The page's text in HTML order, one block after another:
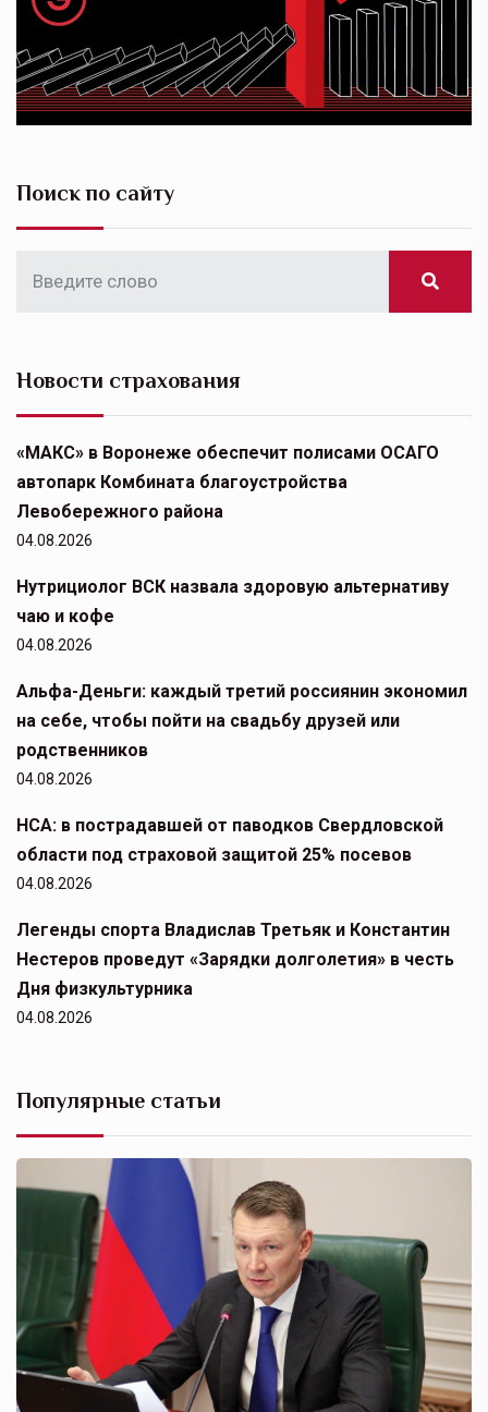
Поиск по сайту
Новости страхования
«МАКС» в Воронеже обеспечит полисами ОСАГО
автопарк Комбината благоустройства
Левобережного района
04.08.2026
Нутрициолог ВСК назвала здоровую альтернативу
чаю и кофе
04.08.2026
Альфа-Деньги: каждый третий россиянин экономил
на себе, чтобы пойти на свадьбу друзей или
родственников
04.08.2026
НСА: в пострадавшей от паводков Свердловской
области под страховой защитой 25% посевов
04.08.2026
Легенды спорта Владислав Третьяк и Константин
Нестеров проведут «Зарядки долголетия» в честь
Дня физкультурника
04.08.2026
Популярные статьи